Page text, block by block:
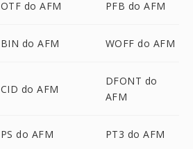
OTF do AFM PFB do AFM
BIN do AFM WOFF do AFM
CID do AFM
DFONT do
AFM
PS do AFM PT3 do AFM